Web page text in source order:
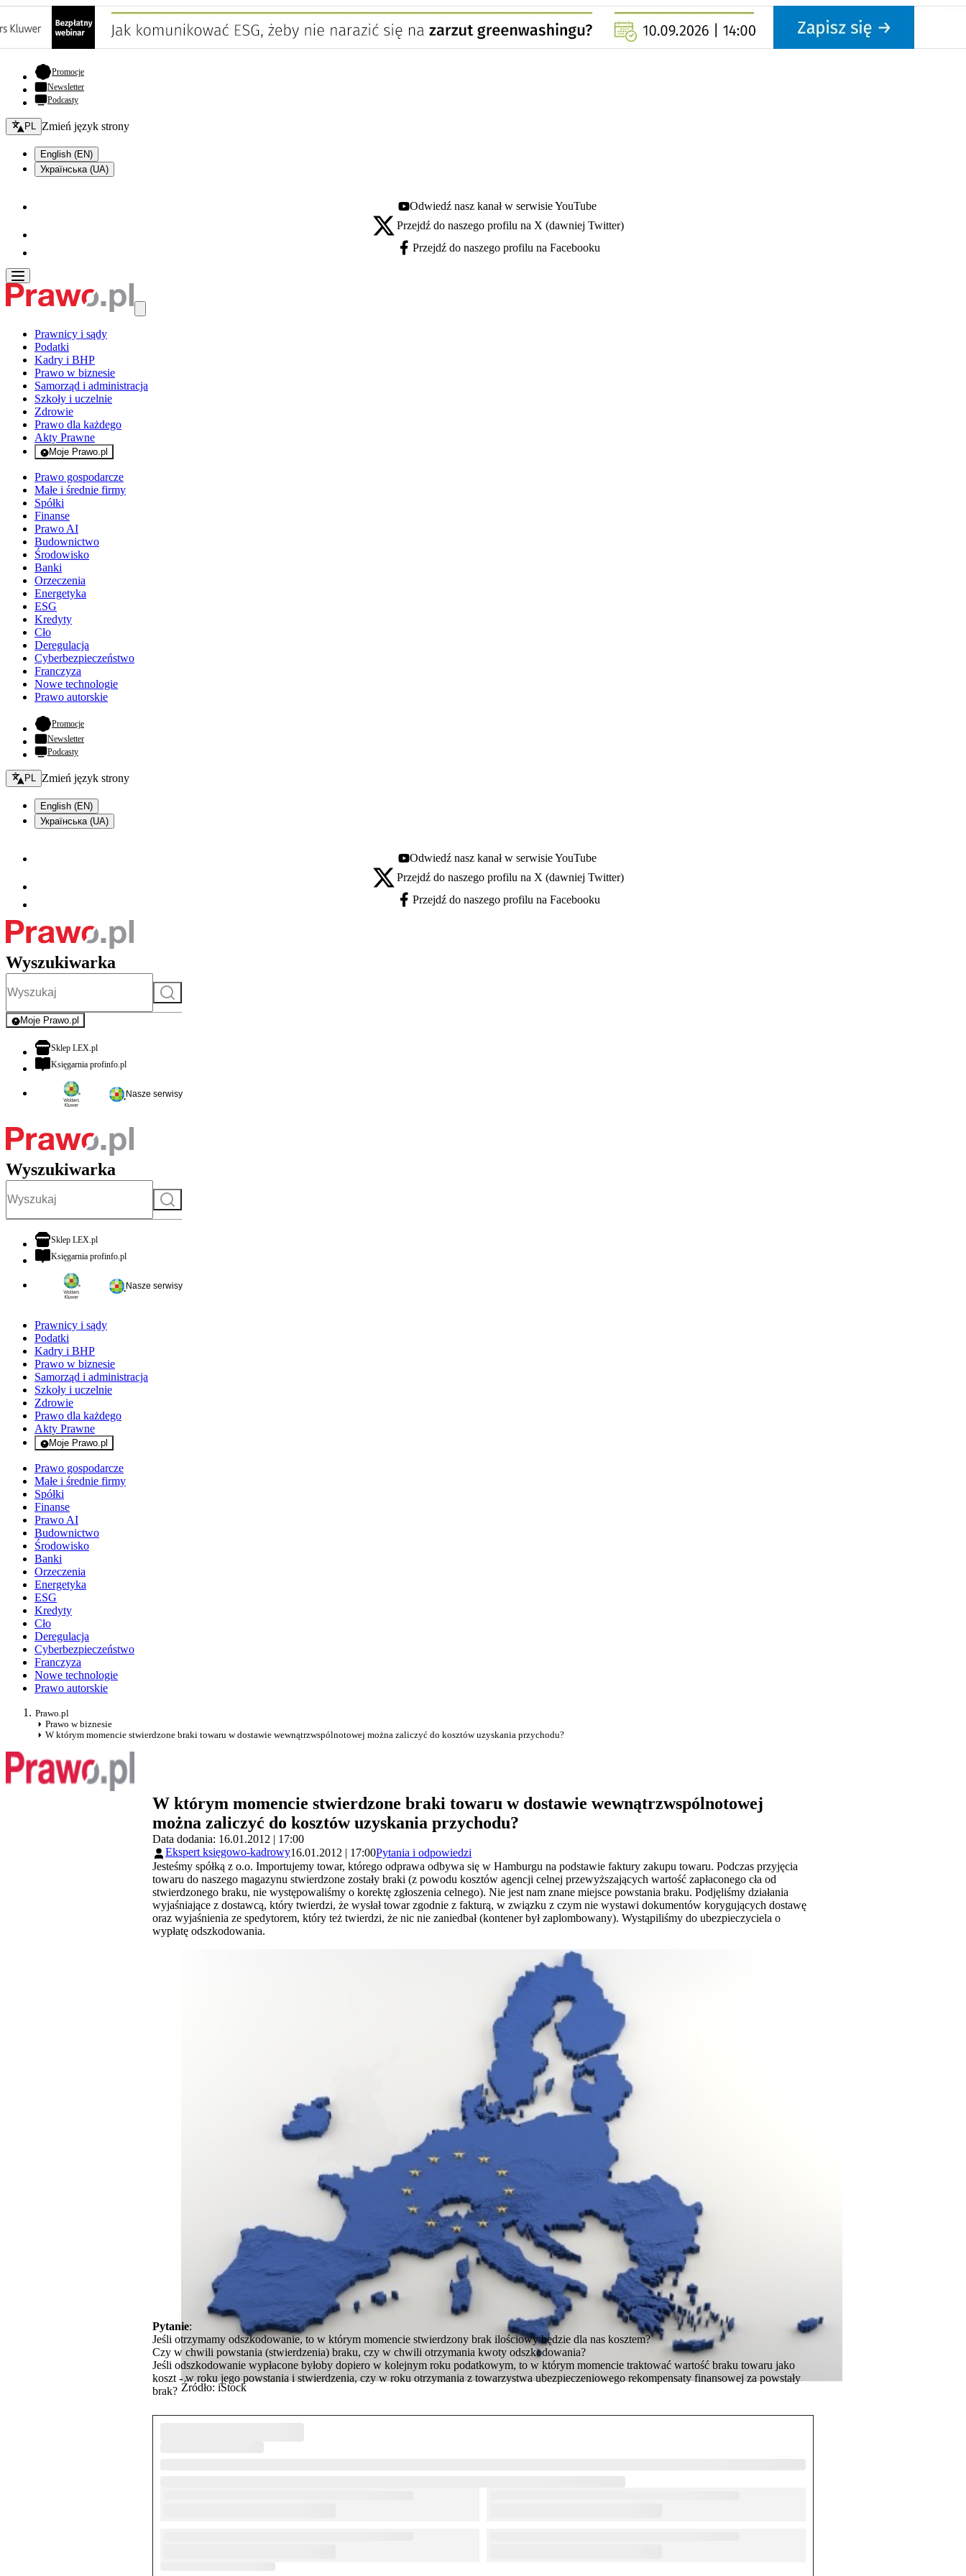
Promocje- otwiera się w nowej karcie
Newsletter
Podcasty
Zmień język - bieżący:
PL Zmień język strony
English (EN)
Українська (UA)
Youtube - otwiera się w nowej karcie
Odwiedź nasz kanał w serwisie YouTube
X - otwiera się w nowej karcie
Przejdź do naszego profilu na X (dawniej Twitter)
Facebook - otwiera się w nowej karcie
Przejdź do naszego profilu na Facebooku
Prawnicy i sądy
Podatki
Kadry i BHP
Prawo w biznesie
Samorząd i administracja
Szkoły i uczelnie
Zdrowie
Prawo dla każdego
Akty Prawne
Moje Prawo.pl
- rejestracja i logowanie do serwisu
Prawo gospodarcze
Małe i średnie firmy
Spółki
Finanse
Prawo AI
Budownictwo
Środowisko
Banki
Orzeczenia
Energetyka
ESG
Kredyty
Cło
Deregulacja
Cyberbezpieczeństwo
Franczyza
Nowe technologie
Prawo autorskie
Promocje- otwiera się w nowej karcie
Newsletter
Podcasty
Zmień język - bieżący:
PL Zmień język strony
English (EN)
Українська (UA)
Youtube - otwiera się w nowej karcie
Odwiedź nasz kanał w serwisie YouTube
X - otwiera się w nowej karcie
Przejdź do naszego profilu na X (dawniej Twitter)
Facebook - otwiera się w nowej karcie
Przejdź do naszego profilu na Facebooku
Wyszukiwarka
Szukaj
Moje Prawo.pl
- rejestracja i logowanie do serwisu
Sklep LEX.plotwiera się w nowej karcie
Księgarnia profinfo.plotwiera się w nowej karcie
Nasze serwisy
Wyszukiwarka
Szukaj
Sklep LEX.plotwiera się w nowej karcie
Księgarnia profinfo.plotwiera się w nowej karcie
Nasze serwisy
Prawnicy i sądy
Podatki
Kadry i BHP
Prawo w biznesie
Samorząd i administracja
Szkoły i uczelnie
Zdrowie
Prawo dla każdego
Akty Prawne
Moje Prawo.pl
- rejestracja i logowanie do serwisu
Prawo gospodarcze
Małe i średnie firmy
Spółki
Finanse
Prawo AI
Budownictwo
Środowisko
Banki
Orzeczenia
Energetyka
ESG
Kredyty
Cło
Deregulacja
Cyberbezpieczeństwo
Franczyza
Nowe technologie
Prawo autorskie
Prawo.pl
Prawo w biznesie
W którym momencie stwierdzone braki towaru w dostawie wewnątrzwspólnotowej można zaliczyć do kosztów uzyskania przychodu?
W którym momencie stwierdzone braki towaru w dostawie wewnątrzwspólnotowej
można zaliczyć do kosztów uzyskania przychodu?
Data dodania: 16.01.2012 | 17:00
Ekspert księgowo-kadrowy16.01.2012 | 17:00Pytania i odpowiedzi
Jesteśmy spółką z o.o. Importujemy towar, którego odprawa odbywa się w Hamburgu na podstawie faktury zakupu towaru. Podczas przyjęcia
towaru do naszego magazynu stwierdzone zostały braki (z powodu kosztów agencji celnej przewyższających wartość zapłaconego cła od
stwierdzonego braku, nie występowaliśmy o korektę zgłoszenia celnego). Nie jest nam znane miejsce powstania braku. Podjęliśmy działania
wyjaśniające z dostawcą, który twierdzi, że wysłał towar zgodnie z fakturą, w związku z czym nie wystawi dokumentów korygujących dostawę
oraz wyjaśnienia ze spedytorem, który też twierdzi, że nic nie zaniedbał (kontener był zaplombowany). Wystąpiliśmy do ubezpieczyciela o
wypłatę odszkodowania.
Źródło: iStock
Pytanie:
Jeśli otrzymamy odszkodowanie, to w którym momencie stwierdzony brak ilościowy będzie dla nas kosztem?
Czy w chwili powstania (stwierdzenia) braku, czy w chwili otrzymania kwoty odszkodowania?
Jeśli odszkodowanie wypłacone byłoby dopiero w kolejnym roku podatkowym, to w którym momencie traktować wartość braku towaru jako
koszt - w roku jego powstania i stwierdzenia, czy w roku otrzymania z towarzystwa ubezpieczeniowego rekompensaty finansowej za powstały
brak?